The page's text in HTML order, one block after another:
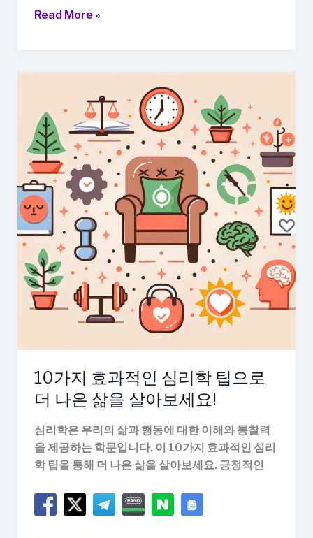
10
로
더
행
복
한
삶
을
아
보
세
요!
Read More »
10가지 효과적인 심리학 팁으로
더 나은 삶을 살아보세요!
심리학은 우리의 삶과 행동에 대한 이해와 통찰력
을 제공하는 학문입니다. 이 10가지 효과적인 심리
학 팁을 통해 더 나은 삶을 살아보세요. 긍정적인